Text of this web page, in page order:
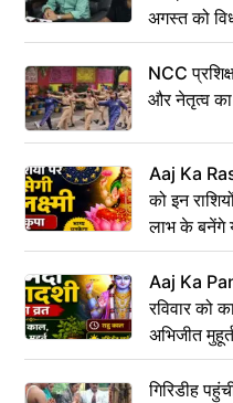
अगस्त को
NCC
और नेतृत्व
Aaj Ka
को इन
लाभ के बनेंगे
Aaj Ka
रविवार को
अभिजीत
गिरिडीह